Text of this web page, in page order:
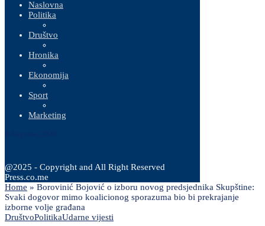
Naslovna
Politika
Društvo
Hronika
Ekonomija
Sport
Marketing
@2025 - Copyright and All Right Reserved
Press.co.me
Home » Borovinić Bojović o izboru novog predsjednika Skupštine:
Svaki dogovor mimo koalicionog sporazuma bio bi prekrajanje
izborne volje građana
DruštvoPolitikaUdarne vijesti